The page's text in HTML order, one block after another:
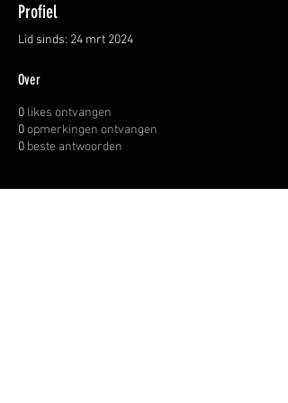
Profiel
Lid sinds: 24 mrt 2024
Over
0 likes ontvangen
0opmerkingen ontvangen
0 beste antwoorden